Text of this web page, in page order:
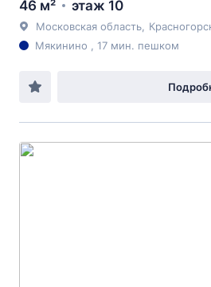
46 м² этаж 10
Московская область
Мякинино , 17 мин. пешком